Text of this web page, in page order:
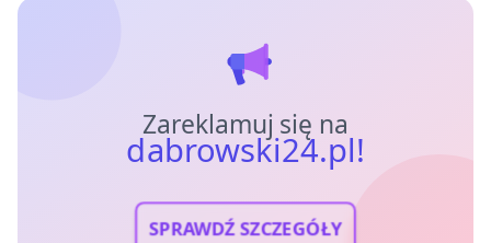
Zareklamuj się na
dabrowski24.pl!
SPRAWDŹ SZCZEGÓŁY